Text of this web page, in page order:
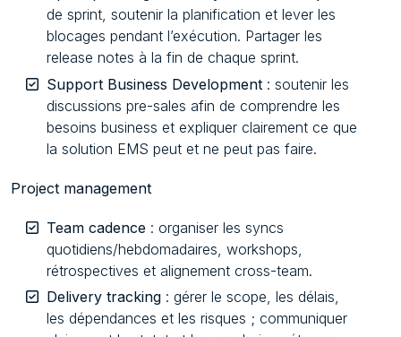
de sprint, soutenir la planification et lever les
blocages pendant l’exécution. Partager les
release notes à la fin de chaque sprint.
Support Business Development : soutenir les
discussions pre-sales afin de comprendre les
besoins business et expliquer clairement ce que
la solution EMS peut et ne peut pas faire.
Project management
Team cadence : organiser les syncs
quotidiens/hebdomadaires, workshops,
rétrospectives et alignement cross-team.
Delivery tracking : gérer le scope, les délais,
les dépendances et les risques ; communiquer